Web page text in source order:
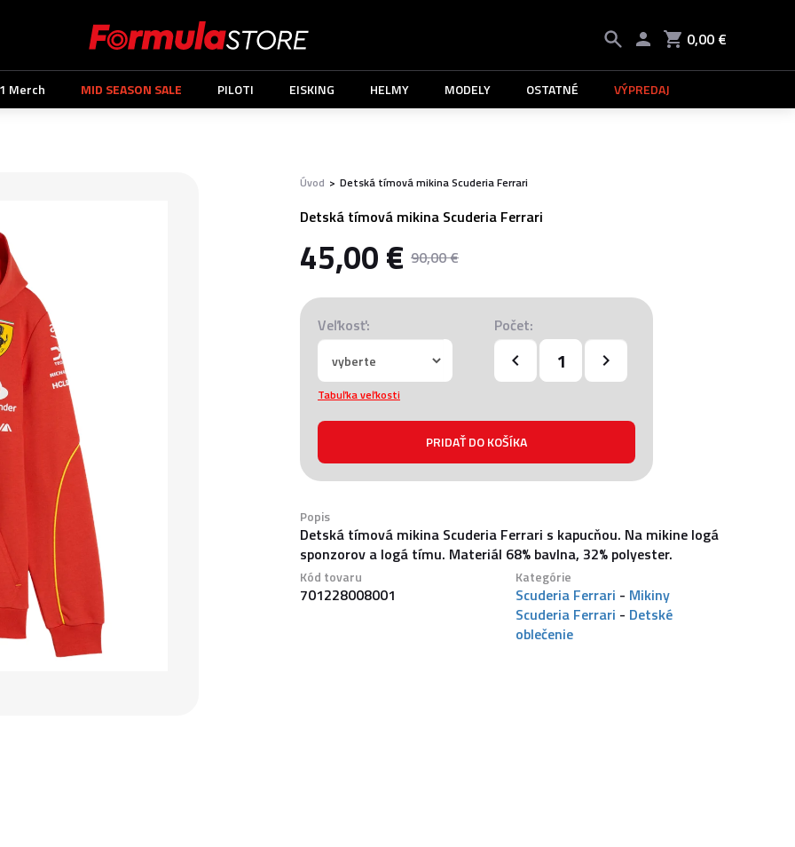
0,00 €
Merch MID SEASON SALE PILOTI EISKING HELMY MODELY OSTATNÉ VÝPREDAJ
Úvod > Detská tímová mikina Scuderia Ferrari
Detská tímová mikina Scuderia Ferrari
45,00 € 90,00 €
Veľkosť: Počet:
Tabuľka veľkosti
Popis
Detská tímová mikina Scuderia Ferrari s kapucňou. Na mikine logá
sponzorov a logá tímu. Materiál 68% bavlna, 32% polyester.
Kód tovaru
701228008001
Kategórie
Scuderia Ferrari - Mikiny
Scuderia Ferrari - Detské
oblečenie